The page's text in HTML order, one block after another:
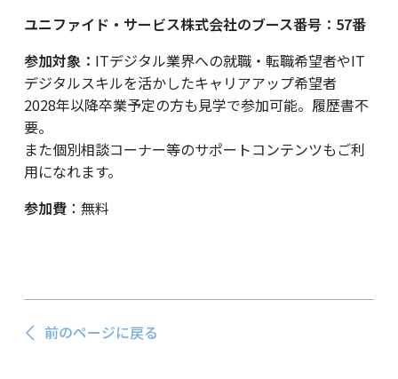
ユニファイド・サービス株式会社のブース番号：57番
参加対象： ITデジタル業界への就職・転職希望者やIT
デジタルスキルを活かしたキャリアアップ希望者
2028年以降卒業予定の方も見学で参加可能。履歴書不
要。
また個別相談コーナー等のサポートコンテンツもご利
用になれます。
参加費：無料
前のページに戻る